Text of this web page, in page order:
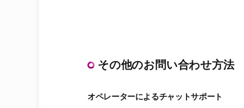
その他のお問い合わせ方法
オペレーターによるチャットサポート